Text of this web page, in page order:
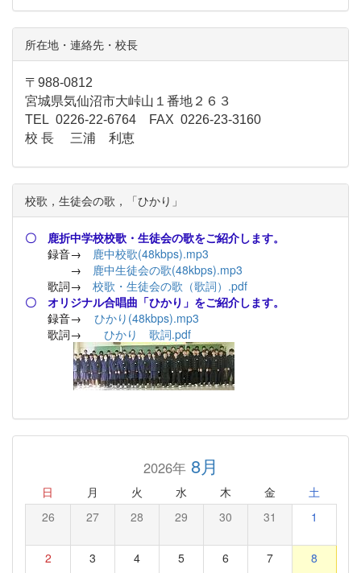
所在地・連絡先・校長
〒988-0812
宮城県気仙沼市大峠山１番地２６３
TEL 0226-22-6764 FAX 0226-23-3160
校 長 三浦 利恵
校歌，生徒会の歌，「ひかり」
〇 鹿折中学校校歌・生徒会の歌をご紹介します。
録音→ 鹿中校歌(48kbps).mp3
→ 鹿中生徒会の歌(48kbps).mp3
歌詞→ 校歌・生徒会の歌（歌詞）.pdf
〇 オリジナル合唱曲「ひかり」をご紹介します。
録音→ ひかり(48kbps).mp3
歌詞→ ひかり 歌詞.pdf
2026年8月
日 月 火 水 木 金 土
26 27 28 29 30 31 1
2 3 4 5 6 7 8